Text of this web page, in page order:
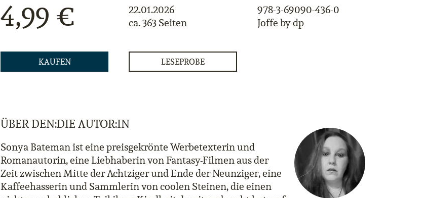
4,99 €
22.01.2026
ca. 363 Seiten
978-3-69090-436-0
Joffe by dp
KAUFEN LESEPROBE
ÜBER DEN:DIE AUTOR:IN
Sonya Bateman ist eine preisgekrönte Werbetexterin und
Romanautorin, eine Liebhaberin von Fantasy-Filmen aus der
Zeit zwischen Mitte der Achtziger und Ende der Neunziger, eine
Kaffeehasserin und Sammlerin von coolen Steinen, die einen